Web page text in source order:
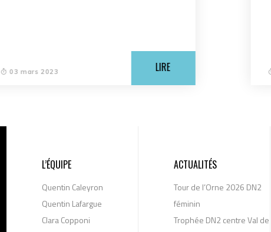
03 mars 2023 LIRE
L’ÉQUIPE
Quentin Caleyron
Quentin Lafargue
Clara Copponi
ACTUALITÉS
Tour de l’Orne 2026 DN2
féminin
Trophée DN2 centre Val de